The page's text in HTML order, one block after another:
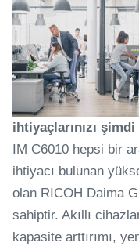
ihtiyaçlarınızı
IM C6010 hepsi bir
ihtiyacı bulunan
olan RICOH Daima
sahiptir. Akıllı
kapasite arttırımı,